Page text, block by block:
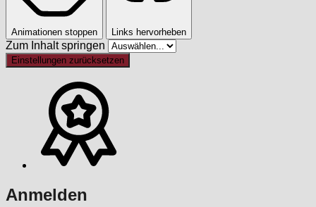
Animationen stoppen Links hervorheben
Zum Inhalt springen
Einstellungen zurücksetzen
Anmelden